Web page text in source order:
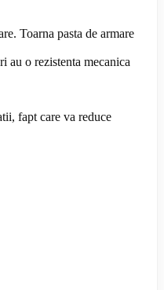
Toarna pasta de armare
au o rezistenta mecanica
fapt care va reduce